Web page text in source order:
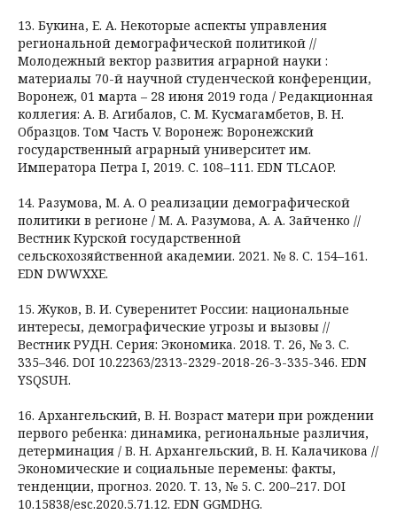
13. Букина, Е. А. Некоторые аспекты управления
региональной демографической политикой //
Молодежный вектор развития аграрной науки :
материалы 70-й научной студенческой конференции,
Воронеж, 01 марта – 28 июня 2019 года / Редакционная
коллегия: А. В. Агибалов, С. М. Кусмагамбетов, В. Н.
Образцов. Том Часть V. Воронеж: Воронежский
государственный аграрный университет им.
Императора Петра I, 2019. С. 108–111. EDN TLCAOP.
14. Разумова, М. А. О реализации демографической
политики в регионе / М. А. Разумова, А. А. Зайченко //
Вестник Курской государственной
сельскохозяйственной академии. 2021. № 8. С. 154–161.
EDN DWWXXE.
15. Жуков, В. И. Суверенитет России: национальные
интересы, демографические угрозы и вызовы //
Вестник РУДН. Серия: Экономика. 2018. Т. 26, № 3. С.
335–346. DOI 10.22363/2313-2329-2018-26-3-335-346. EDN
YSQSUH.
16. Архангельский, В. Н. Возраст матери при рождении
первого ребенка: динамика, региональные различия,
детерминация / В. Н. Архангельский, В. Н. Калачикова //
Экономические и социальные перемены: факты,
тенденции, прогноз. 2020. Т. 13, № 5. С. 200–217. DOI
10.15838/esc.2020.5.71.12. EDN GGMDHG.